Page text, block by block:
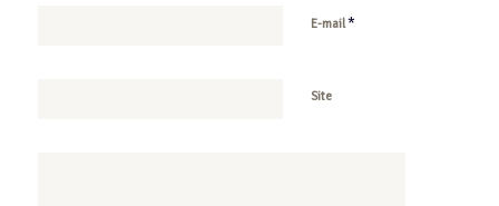
E-mail*
Site